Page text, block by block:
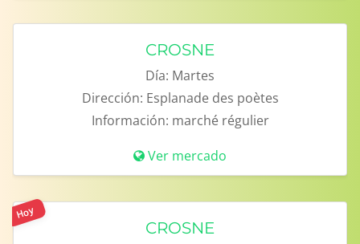
CROSNE
Día: Martes
Dirección: Esplanade des poètes
Información: marché régulier
Ver mercado
Hoy
CROSNE